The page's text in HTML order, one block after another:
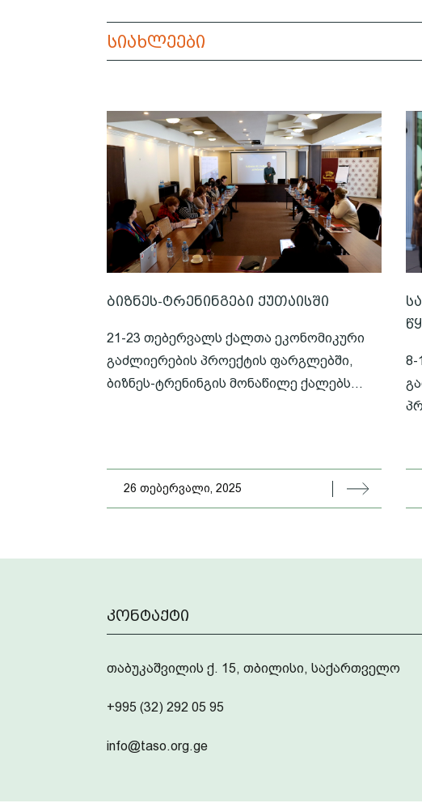
სიახლეები
ბიზნეს-ტრენინგები ქუთაისში
21-23 თებერვალს ქალთა ეკონომიკური
გაძლიერების პროექტის ფარგლებში,
ბიზნეს-ტრენინგის მონაწილე ქალებს...
26 თებერვალი, 2025
8-
კონტაქტი
თაბუკაშვილის ქ. 15, თბილისი, საქართველო
+995 (32) 292 05 95
info@taso.org.ge